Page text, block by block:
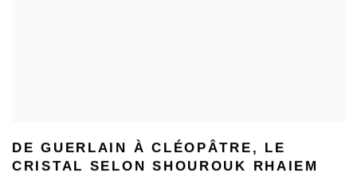
DE GUERLAIN À CLÉOPÂTRE, LE
CRISTAL SELON SHOUROUK RHAIEM